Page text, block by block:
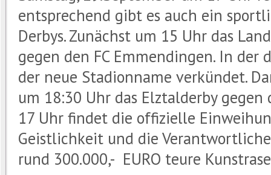
entsprechend gibt es auch ein
Derbys. Zunächst um 15 Uhr das
gegen den FC Emmendingen. In
der neue Stadionname verkündet.
um 18:30 Uhr das Elztalderby
17 Uhr findet die offizielle
Geistlichkeit und die
rund 300.000,- EURO teure